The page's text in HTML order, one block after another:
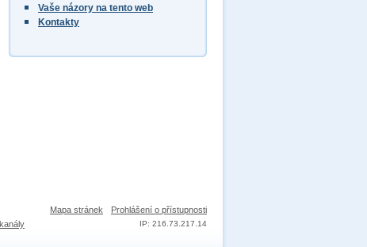
Vaše názory na tento web
Kontakty
Mapa stránek Prohlášení o přístupnosti
IP: 216.73.217.14